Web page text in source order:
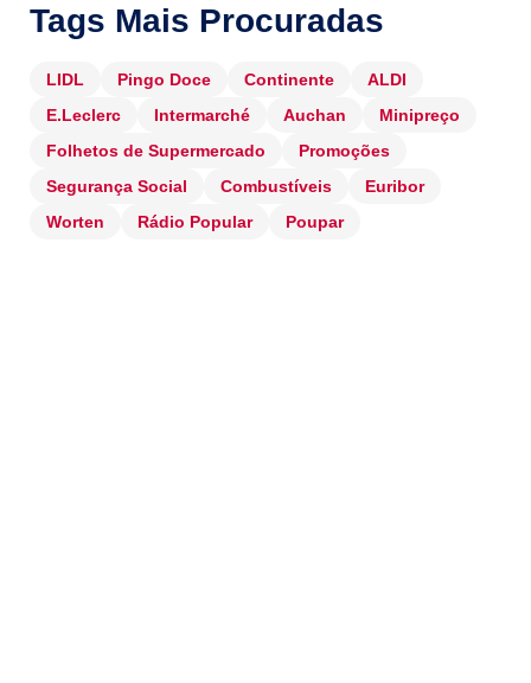
Tags Mais Procuradas
LIDL Pingo Doce Continente
ALDI
E.Leclerc
Intermarché Auchan
Minipreço
Folhetos de Supermercado
Promoções
Segurança Social
Combustíveis
Euribor
Worten
Rádio Popular Poupar